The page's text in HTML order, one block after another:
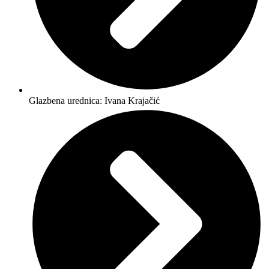
Glazbena urednica: Ivana Krajačić